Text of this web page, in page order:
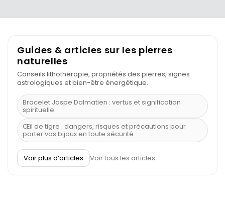
Guides & articles sur les pierres
naturelles
Conseils lithothérapie, propriétés des pierres, signes
astrologiques et bien-être énergétique.
Bracelet Jaspe Dalmatien : vertus et signification
spirituelle
Œil de tigre : dangers, risques et précautions pour
porter vos bijoux en toute sécurité
À quel poignet porter un bracelet de pierre
Découvrez le scorpion et ses pierres
Voir plus d’articles Voir tous les articles